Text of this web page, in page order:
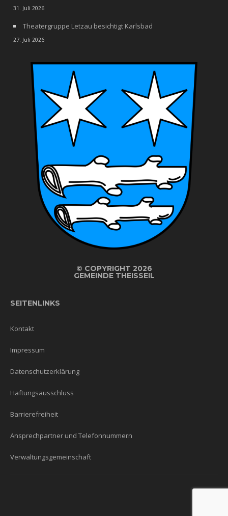
31. Juli 2026
Theatergruppe Letzau besichtigt Karlsbad
27. Juli 2026
© COPYRIGHT 2026
GEMEINDE THEISSEIL
SEITENLINKS
Kontakt
Impressum
Datenschutzerklärung
Haftungsausschluss
Barrierefreiheit
Ansprechpartner und Telefonnummern
Verwaltungsgemeinschaft